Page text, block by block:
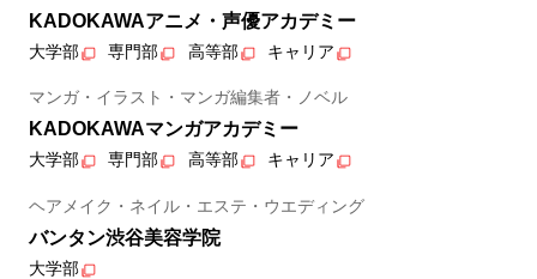
KADOKAWAアニメ・声優アカデミー
大学部 専門部 高等部 キャリア
マンガ・イラスト・マンガ編集者・ノベル
KADOKAWAマンガアカデミー
大学部 専門部 高等部 キャリア
ヘアメイク・ネイル・エステ・ウエディング
バンタン渋谷美容学院
大学部